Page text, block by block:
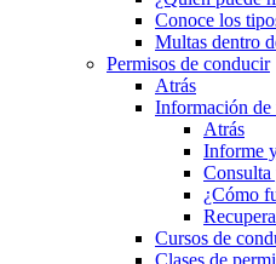
Conoce los
Multas dentro
Permisos de conducir
Atrás
Información de
Atrás
Informe
Consulta
¿Cómo
Cursos de